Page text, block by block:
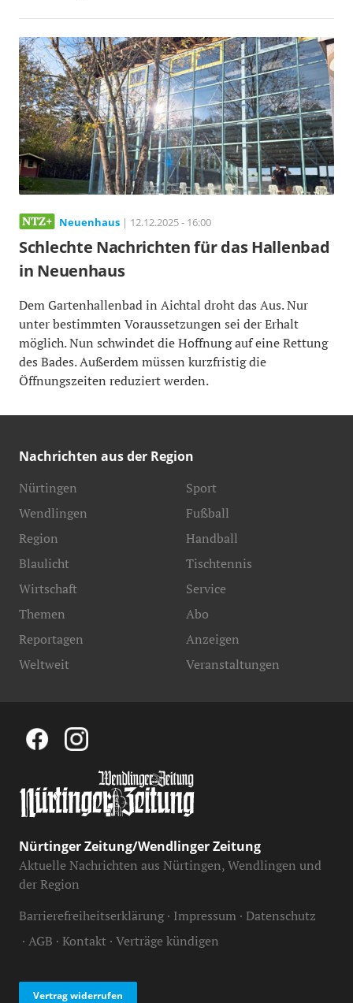
Neuenhaus | 12.12.2025 - 16:00
Schlechte Nachrichten für das Hallenbad
in Neuenhaus
Dem Gartenhallenbad in Aichtal droht das Aus. Nur
unter bestimmten Voraussetzungen sei der Erhalt
möglich. Nun schwindet die Hoffnung auf eine Rettung
des Bades. Außerdem müssen kurzfristig die
Öffnungszeiten reduziert werden.
Nachrichten aus der Region
Nürtingen
Wendlingen
Region
Blaulicht
Sport
Fußball
Handball
Tischtennis
Wirtschaft
Themen
Reportagen
Weltweit
Service
Abo
Anzeigen
Veranstaltungen
Nürtinger Zeitung/Wendlinger Zeitung
Aktuelle Nachrichten aus Nürtingen, Wendlingen und
der Region
Barrierefreiheitserklärung Impressum Datenschutz
AGB Kontakt Verträge kündigen
Vertrag widerrufen